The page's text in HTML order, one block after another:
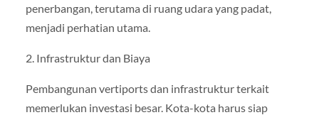
penerbangan, terutama di ruang udara yang padat,
menjadi perhatian utama.
2. Infrastruktur dan Biaya
Pembangunan vertiports dan infrastruktur terkait
memerlukan investasi besar. Kota-kota harus siap